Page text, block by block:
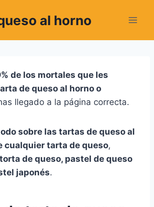
al horno
de los mortales que les
de queso al horno o
llegado a la página correcta.
sobre las tartas de queso al
cualquier tarta de queso,
de queso, pastel de queso
japonés.